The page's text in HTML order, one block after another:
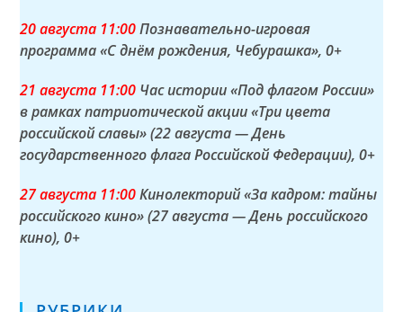
20 августа 11:00Познавательно-игровая
программа «С днём рождения, Чебурашка», 0+
21 августа 11:00 Час истории «Под флагом России»
в рамках патриотической акции «Три цвета
российской славы» (22 августа — День
государственного флага Российской Федерации), 0+
27 августа 11:00Кинолекторий «За кадром: тайны
российского кино» (27 августа — День российского
кино), 0+